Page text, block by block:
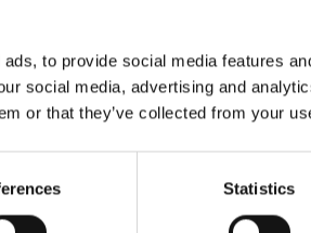
to provide social media features
social media, advertising and
or that they’ve collected from your
Statistics